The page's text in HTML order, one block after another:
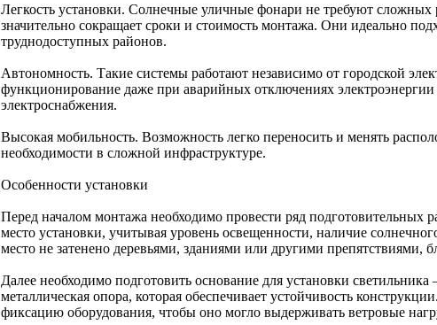
Легкость установки. Солнечные уличные фонари не требуют сложных
значительно сокращает сроки и стоимость монтажа. Они идеально
труднодоступных районов.
Автономность. Такие системы работают независимо от городской
функционирование даже при аварийных отключениях электроэнергии
электроснабжения.
Высокая мобильность. Возможность легко переносить и менять
необходимости в сложной инфраструктуре.
Особенности установки
Перед началом монтажа необходимо провести ряд подготовительных
место установки, учитывая уровень освещенности, наличие
место не затенено деревьями, зданиями или другими
Далее необходимо подготовить основание для установки
металлическая опора, которая обеспечивает устойчивость
фиксацию оборудования, чтобы оно могло выдерживать ветровые